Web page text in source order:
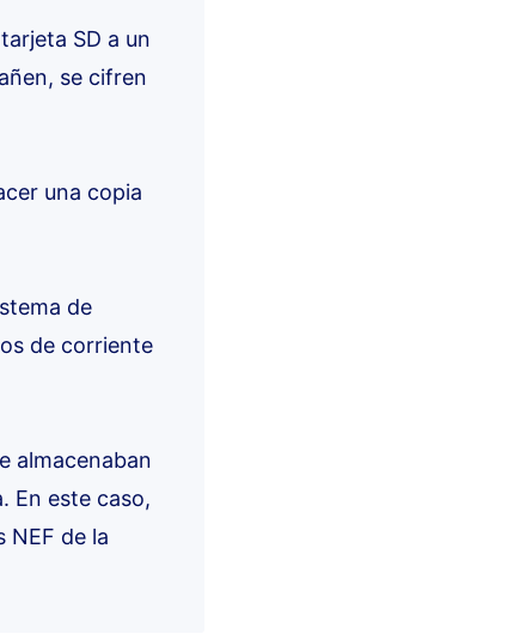
SD a un
se cifren
una copia
de
de corriente
almacenaban
En este caso,
NEF de la